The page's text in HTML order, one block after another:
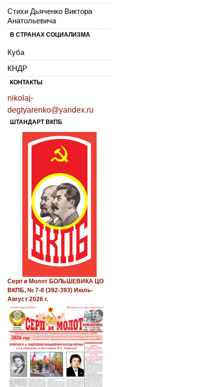
Стихи Дьяченко Виктора
Анатольевича
В СТРАНАХ СОЦИАЛИЗМА
Куба
КНДР
КОНТАКТЫ
nikolaj-
degtyarenko@yandex.ru
ШТАНДАРТ ВКПБ
Серп и Молот БОЛЬШЕВИКА ЦО
ВКПБ, № 7-8 (392-393) Июль-
Август 2026 г.